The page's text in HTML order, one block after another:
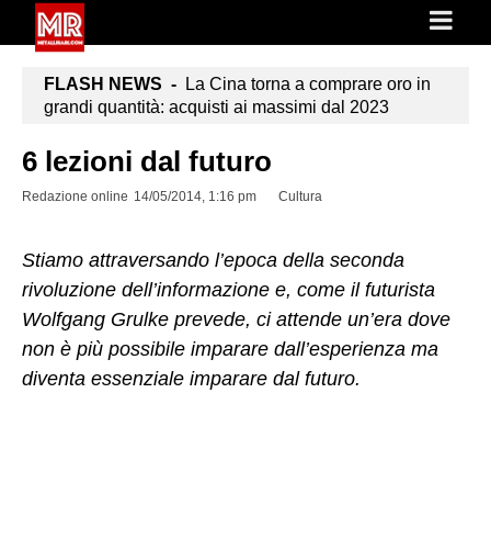
FLASH NEWS - La Cina torna a comprare oro in
grandi quantità: acquisti ai massimi dal 2023
6 lezioni dal futuro
Redazione online 14/05/2014, 1:16 pm Cultura
Stiamo attraversando l’epoca della seconda
rivoluzione dell’informazione e, come il futurista
Wolfgang Grulke prevede, ci attende un’era dove
non è più possibile imparare dall’esperienza ma
diventa essenziale imparare dal futuro.